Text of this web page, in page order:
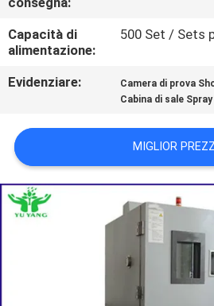
CONTATTICI
NOTIZIE
RICHIEDA
UNA
CITAZIONE
Capacità di
alimentazione:
500 Set / Sets
Evidenziare: Camera di prova
Cabina di sale
MIGLIOR